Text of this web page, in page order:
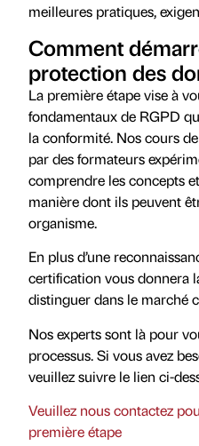
meilleures pratiques,
Comment
protection des
La première étape vise à
fondamentaux de RGPD
la conformité. Nos cours
par des formateurs
comprendre les concepts
manière dont ils peuvent
organisme.
En plus d’une
certification vous donnera
distinguer dans le marché
Nos experts sont là pour
processus. Si vous avez
veuillez suivre le lien ci-
Veuillez nous contactez
première étape